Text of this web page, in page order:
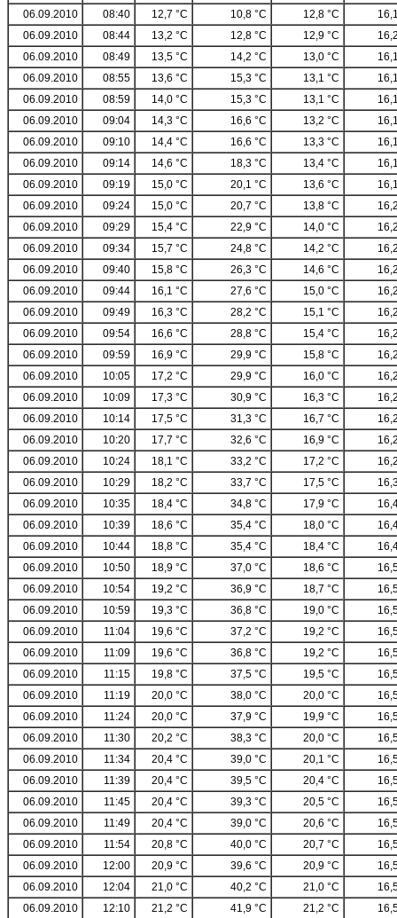
06.09.2010
08:40 12,7 °C 10,8 °C 12,8 °C
06.09.2010
08:44 13,2 °C 12,8 °C 12,9 °C
06.09.2010
08:49 13,5 °C 14,2 °C 13,0 °C
06.09.2010
08:55 13,6 °C 15,3 °C 13,1 °C
06.09.2010
08:59 14,0 °C 15,3 °C 13,1 °C
06.09.2010
09:04 14,3 °C 16,6 °C 13,2 °C
06.09.2010
09:10 14,4 °C 16,6 °C 13,3 °C
06.09.2010
09:14 14,6 °C 18,3 °C 13,4 °C
06.09.2010
09:19 15,0 °C 20,1 °C 13,6 °C
06.09.2010
09:24 15,0 °C 20,7 °C 13,8 °C
06.09.2010
09:29 15,4 °C 22,9 °C 14,0 °C
06.09.2010
09:34 15,7 °C 24,8 °C 14,2 °C
06.09.2010
09:40 15,8 °C 26,3 °C 14,6 °C
06.09.2010
09:44 16,1 °C 27,6 °C 15,0 °C
06.09.2010
09:49 16,3 °C 28,2 °C 15,1 °C
06.09.2010
09:54 16,6 °C 28,8 °C 15,4 °C
06.09.2010
09:59 16,9 °C 29,9 °C 15,8 °C
06.09.2010
10:05 17,2 °C 29,9 °C 16,0 °C
06.09.2010
10:09 17,3 °C 30,9 °C 16,3 °C
06.09.2010
10:14 17,5 °C 31,3 °C 16,7 °C
06.09.2010
10:20 17,7 °C 32,6 °C 16,9 °C
06.09.2010
10:24 18,1 °C 33,2 °C 17,2 °C
06.09.2010
10:29 18,2 °C 33,7 °C 17,5 °C
06.09.2010
10:35 18,4 °C 34,8 °C 17,9 °C
06.09.2010
10:39 18,6 °C 35,4 °C 18,0 °C
06.09.2010
10:44 18,8 °C 35,4 °C 18,4 °C
06.09.2010
10:50 18,9 °C 37,0 °C 18,6 °C
06.09.2010
10:54 19,2 °C 36,9 °C 18,7 °C
06.09.2010
10:59 19,3 °C 36,8 °C 19,0 °C
06.09.2010
11:04 19,6 °C 37,2 °C 19,2 °C
06.09.2010
11:09 19,6 °C 36,8 °C 19,2 °C
06.09.2010
11:15 19,8 °C 37,5 °C 19,5 °C
06.09.2010
11:19 20,0 °C 38,0 °C 20,0 °C
06.09.2010
11:24 20,0 °C 37,9 °C 19,9 °C
06.09.2010
11:30 20,2 °C 38,3 °C 20,0 °C
06.09.2010
11:34 20,4 °C 39,0 °C 20,1 °C
06.09.2010
11:39 20,4 °C 39,5 °C 20,4 °C
06.09.2010
11:45 20,4 °C 39,3 °C 20,5 °C
06.09.2010
11:49 20,4 °C 39,0 °C 20,6 °C
06.09.2010
11:54 20,8 °C 40,0 °C 20,7 °C
06.09.2010
12:00 20,9 °C 39,6 °C 20,9 °C
06.09.2010
12:04 21,0 °C 40,2 °C 21,0 °C
06.09.2010
12:10 21,2 °C 41,9 °C 21,2 °C